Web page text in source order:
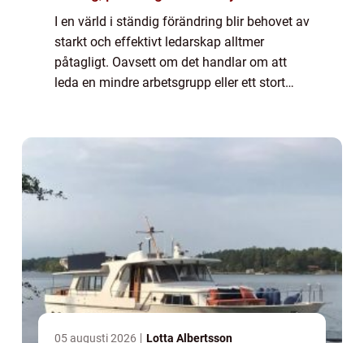
I en värld i ständig förändring blir behovet av
starkt och effektivt ledarskap alltmer
påtagligt. Oavsett om det handlar om att
leda en mindre arbetsgrupp eller ett stort
05 augusti 2026 Lotta Albertsson